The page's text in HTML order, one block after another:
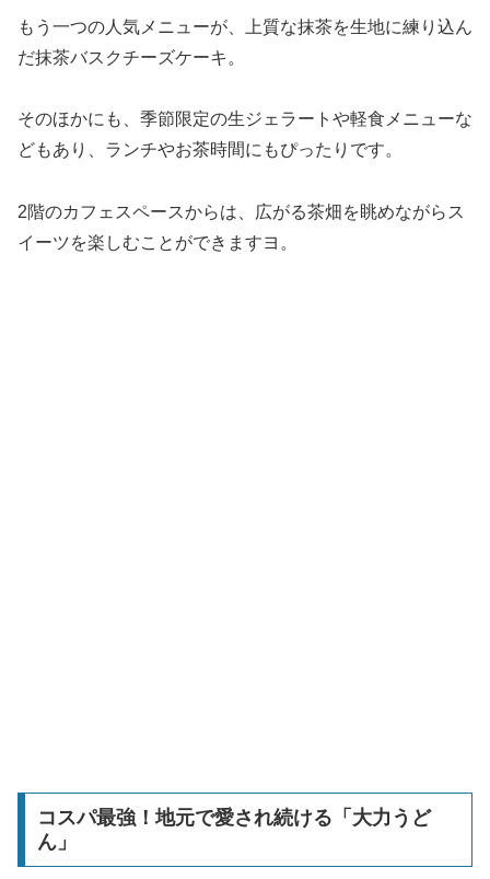
もう一つの人気メニューが、上質な抹茶を生地に練り込ん
だ抹茶バスクチーズケーキ。
そのほかにも、季節限定の生ジェラートや軽食メニューな
どもあり、ランチやお茶時間にもぴったりです。
2階のカフェスペースからは、広がる茶畑を眺めながらス
イーツを楽しむことができますヨ。
コスパ最強！地元で愛され続ける「大力うど
ん」